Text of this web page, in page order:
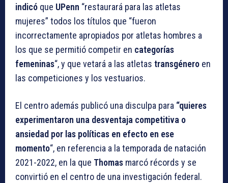
indicó que UPenn “restaurará para las atletas
mujeres” todos los títulos que “fueron
incorrectamente apropiados por atletas hombres a
los que se permitió competir en categorías
femeninas“, y que vetará a las atletas transgénero en
las competiciones y los vestuarios.
El centro además publicó una disculpa para “quieres
experimentaron una desventaja competitiva o
ansiedad por las políticas en efecto en ese
momento“, en referencia a la temporada de natación
2021-2022, en la que Thomas marcó récords y se
convirtió en el centro de una investigación federal.